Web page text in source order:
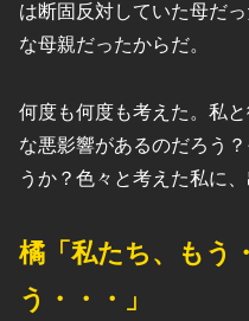
は断固反対していた母だ
な母親だったからだ。
何度も何度も考えた。私
な悪影響があるのだろう
うか？色々と考えた私に
橘「私たち、もう
う・・・」